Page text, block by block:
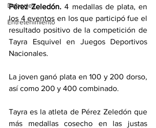
Deportes
Entretenimiento
Pérez Zeledón. 4 medallas de plata, en
los 4 eventos en los que participó fue el
resultado positivo de la competición de
Tayra Esquivel en Juegos Deportivos
Nacionales.
La joven ganó plata en 100 y 200 dorso,
así como 200 y 400 combinado.
Tayra es la atleta de Pérez Zeledón que
más medallas cosecho en las justas